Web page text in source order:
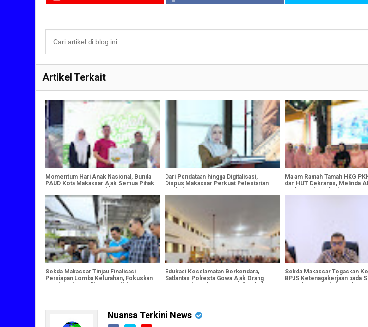
Artikel Terkait
Momentum Hari Anak Nasional, Bunda
PAUD Kota Makassar Ajak Semua Pihak
Dari Pendataan hingga Digitalisasi,
Dispus Makassar Perkuat Pelestarian
Malam Ramah Tamah HKG
dan HUT Dekranas, Melinda
Sekda Makassar Tinjau Finalisasi
Persiapan Lomba Kelurahan, Fokuskan
Edukasi Keselamatan Berkendara,
Satlantas Polresta Gowa Ajak Orang
Sekda Makassar Tegaskan
BPJS Ketenagakerjaan pada
Nuansa Terkini News